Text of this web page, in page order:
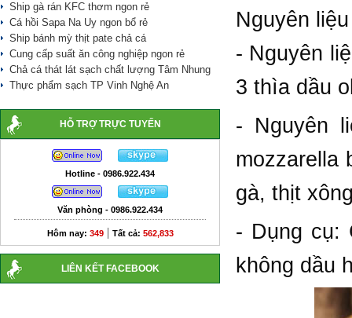
Ship gà rán KFC thơm ngon rẻ
Cá hồi Sapa Na Uy ngon bổ rẻ
Ship bánh mỳ thịt pate chả cá
Cung cấp suất ăn công nghiệp ngon rẻ
Chả cá thát lát sạch chất lượng Tâm Nhung
Thực phẩm sạch TP Vinh Nghệ An
HỖ TRỢ TRỰC TUYẾN
Hotline - 0986.922.434
Văn phòng - 0986.922.434
Hôm nay: 349| Tất cả: 562,833
LIÊN KẾT FACEBOOK
Nguyên
- Nguyên
3 thìa dầu
- Nguyên
mozzarella
gà, thịt
- Dụng cụ:
không dầu